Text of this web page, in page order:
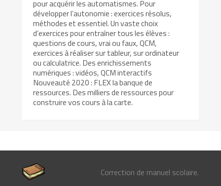
pour acquérir les automatismes. Pour
développer l’autonomie : exercices résolus,
méthodes et essentiel. Un vaste choix
d’exercices pour entraîner tous les élèves :
questions de cours, vrai ou faux, QCM,
exercices à réaliser sur tableur, sur ordinateur
ou calculatrice. Des enrichissements
numériques : vidéos, QCM interactifs
Nouveauté 2020 : FLEX la banque de
ressources. Des milliers de ressources pour
construire vos cours à la carte.
Correction de manuel scolaire.